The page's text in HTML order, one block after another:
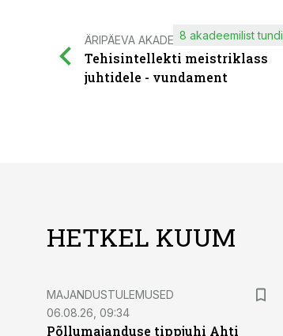
ÄRIPÄEVA AKADEEMIA
Tehisintellekti meistriklass
juhtidele - vundament
8 akadeemilist tundi
HETKEL KUUM
MAJANDUSTULEMUSED
06.08.26, 09:34
Põllumajanduse tippjuhi Ahti